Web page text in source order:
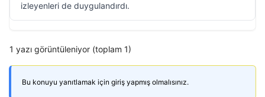
izleyenleri de duygulandırdı.
1 yazı görüntüleniyor (toplam 1)
Bu konuyu yanıtlamak için giriş yapmış olmalısınız.